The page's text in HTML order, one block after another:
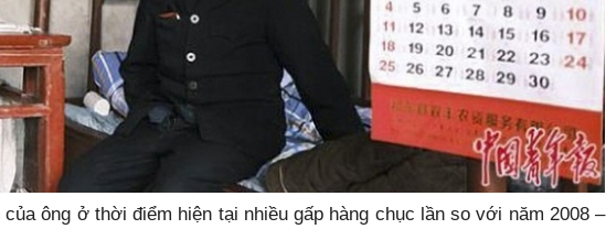
ông ở thời điểm hiện tại nhiều gấp hàng chục lần so với năm 2008 –